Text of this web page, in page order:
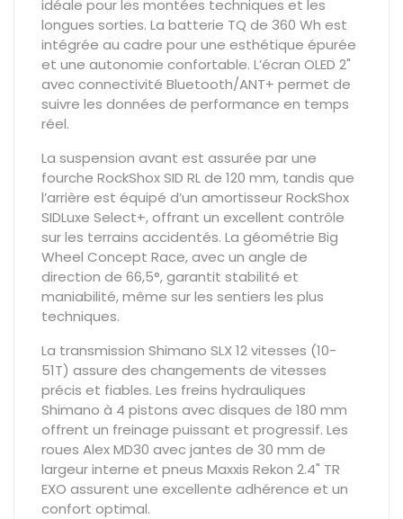
idéale pour les montées techniques et les
longues sorties. La batterie TQ de 360 Wh est
intégrée au cadre pour une esthétique épurée
et une autonomie confortable. L’écran OLED 2"
avec connectivité Bluetooth/ANT+ permet de
suivre les données de performance en temps
réel.
La suspension avant est assurée par une
fourche RockShox SID RL de 120 mm, tandis que
l’arrière est équipé d’un amortisseur RockShox
SIDLuxe Select+, offrant un excellent contrôle
sur les terrains accidentés. La géométrie Big
Wheel Concept Race, avec un angle de
direction de 66,5°, garantit stabilité et
maniabilité, même sur les sentiers les plus
techniques.
La transmission Shimano SLX 12 vitesses (10-
51T) assure des changements de vitesses
précis et fiables. Les freins hydrauliques
Shimano à 4 pistons avec disques de 180 mm
offrent un freinage puissant et progressif. Les
roues Alex MD30 avec jantes de 30 mm de
largeur interne et pneus Maxxis Rekon 2.4" TR
EXO assurent une excellente adhérence et un
confort optimal.